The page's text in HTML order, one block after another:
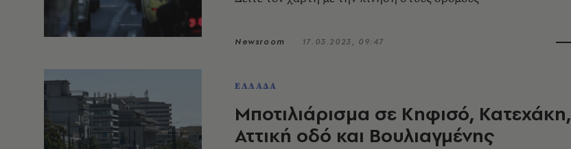
Newsroom 17.03.2023, 09:47
ΕΛΛΑΔΑ
Μποτιλιάρισμα σε Κηφισό, Κατεχάκη,
Αττική οδό και Βουλιαγμένης